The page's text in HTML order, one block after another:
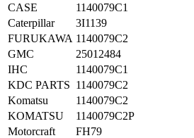
CASE
1140079C1
Caterpillar
3I1139
FURUKAWA 1140079C2
GMC
25012484
IHC
1140079C1
KDC PARTS 1140079C2
Komatsu
1140079C2
KOMATSU
1140079C2P
Motorcraft
FH79